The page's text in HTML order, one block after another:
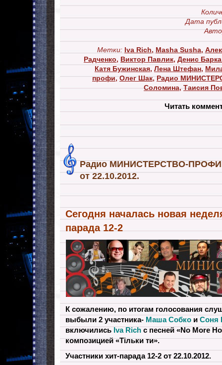
Дата
Метки: Iva Rich, Masha Susha,
Радченко, Виктор Павлик, Денис
Катя Бужинская, Лена Штефан,
профи,Олег Шак,Радио
Соломина,Таисия
Читать
Радио МИНИСТЕРСТВО-ПРОФИ.
от 22.10.2012.
Сегодня началась новая
парада 12-2
К сожалению, по итогам голосования
выбыли 2 участника- Маша Собко и Соня
включились Iva Rich с песней «No More
композицией «Тiльки ти».
Участники хит-парада 12-2 от 22.10.2012.